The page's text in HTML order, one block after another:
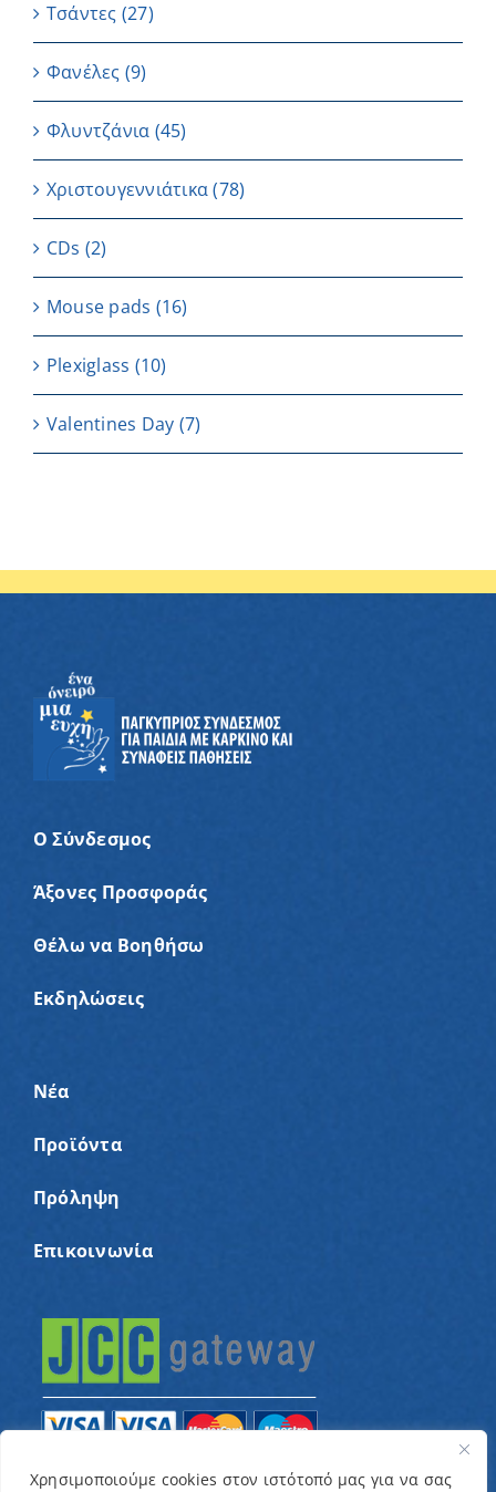
Χρησιμοποιούμε cookies στον ιστότοπό μας για να σας
Τσάντες (27)
Φανέλες (9)
Φλυντζάνια (45)
Χριστουγεννιάτικα(78)
CDs (2)
Μouse pads (16)
Plexiglass (10)
Valentines Day (7)
Ο Σύνδεσμος
Άξονες Προσφοράς
Θέλω να Βοηθήσω
Εκδηλώσεις
Νέα
Προϊόντα
Πρόληψη
Επικοινωνία